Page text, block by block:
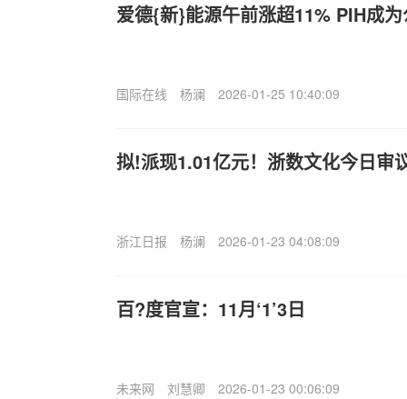
爱德{新}能源午前涨超11% PIH成
国际在线 杨澜 2026-01-25 10:40:09
拟!派现1.01亿元！浙数文化今日审
浙江日报 杨澜 2026-01-23 04:08:09
百?度官宣：11月‘1’3日
未来网 刘慧卿 2026-01-23 00:06:09